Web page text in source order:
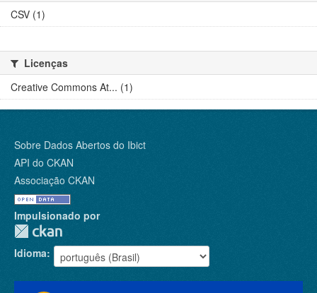
CSV (1)
Licenças
Creative Commons At... (1)
Sobre Dados Abertos do Ibict
API do CKAN
Associação CKAN
Impulsionado por
Idioma